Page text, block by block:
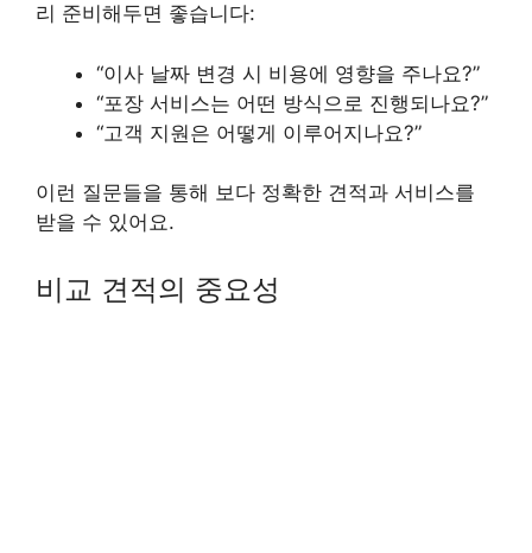
리 준비해두면 좋습니다:
“이사 날짜 변경 시 비용에 영향을 주나요?”
“포장 서비스는 어떤 방식으로 진행되나요?”
“고객 지원은 어떻게 이루어지나요?”
이런 질문들을 통해 보다 정확한 견적과 서비스를
받을 수 있어요.
비교 견적의 중요성